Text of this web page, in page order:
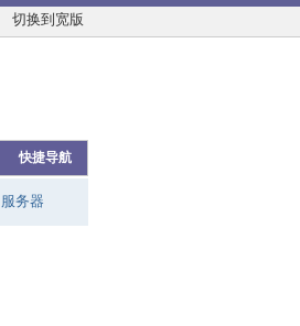
切换到宽版
快捷导航
服务器